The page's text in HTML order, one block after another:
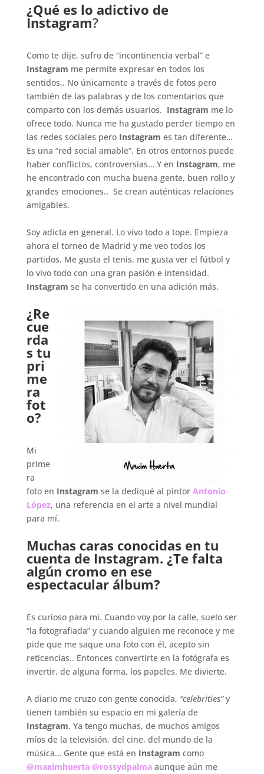
¿Qué es lo adictivo de
Instagram?
Como te dije, sufro de “incontinencia verbal” e
Instagram me permite expresar en todos los
sentidos.. No únicamente a través de fotos pero
también de las palabras y de los comentarios que
comparto con los demás usuarios. Instagram me lo
ofrece todo. Nunca me ha gustado perder tiempo en
las redes sociales pero Instagram es tan diferente…
Es una “red social amable”. En otros entornos puede
haber conflictos, controversias… Y en Instagram, me
he encontrado con mucha buena gente, buen rollo y
grandes emociones.. Se crean auténticas relaciones
amigables.
Soy adicta en general. Lo vivo todo a tope. Empieza
ahora el torneo de Madrid y me veo todos los
partidos. Me gusta el tenis, me gusta ver el fútbol y
lo vivo todo con una gran pasión e intensidad.
Instagram se ha convertido en una adición más.
¿Re
cue
rda
s tu
pri
me
ra
fot
o?
Mi
prime
ra
foto en Instagram se la dediqué al pintor Antonio
López, una referencia en el arte a nivel mundial
para mí.
Muchas caras conocidas en tu
cuenta de Instagram. ¿Te falta
algún cromo en ese
espectacular álbum?
Es curioso para mí. Cuando voy por la calle, suelo ser
“la fotografiada” y cuando alguien me reconoce y me
pide que me saque una foto con él, acepto sin
reticencias.. Entonces convertirte en la fotógrafa es
invertir, de alguna forma, los papeles. Me divierte.
A diario me cruzo con gente conocida, “celebrities”y
tienen también su espacio en mi galería de
Instagram. Ya tengo muchas, de muchos amigos
míos de la televisión, del cine, del mundo de la
música… Gente que está en Instagram como
@maximhuerta @rossydpalmaaunque aún me